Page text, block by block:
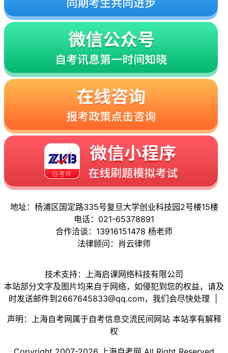
地址：杨浦区国定路335号复旦大学创业科技园2号楼15楼
电话：021-65378891
合作洽谈：13916151478 杨老师
法律顾问：肖云律师
技术支持：上海启课网络科技有限公司
本站部分文字及图片均来自于网络，如侵犯到您的权益，请及
时发送邮件到2667645833@qq.com，我们会尽快处理 |
声明：上海自考网属于自考信息交流民间网站 本站享有解释
权